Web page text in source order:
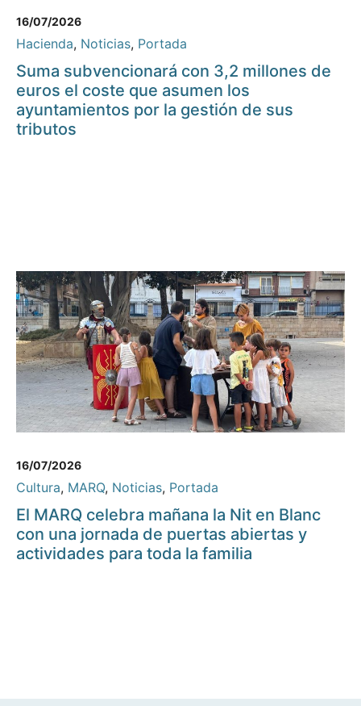
16/07/2026
Hacienda, Noticias, Portada
Suma subvencionará con 3,2 millones de
euros el coste que asumen los
ayuntamientos por la gestión de sus
tributos
16/07/2026
Cultura, MARQ, Noticias, Portada
El MARQ celebra mañana la Nit en Blanc
con una jornada de puertas abiertas y
actividades para toda la familia